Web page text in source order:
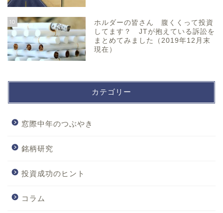
10
ホルダーの皆さん 腹くくって投資
してます？ JTが抱えている訴訟を
まとめてみました（2019年12月末
現在）
カテゴリー
窓際中年のつぶやき
銘柄研究
投資成功のヒント
コラム